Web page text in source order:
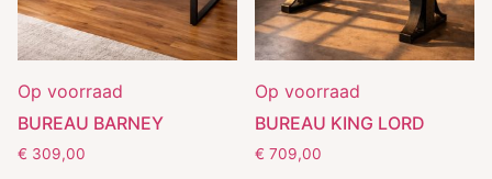
Op voorraad
BUREAU BARNEY
€ 309,00
Op voorraad
BUREAU KING LORD
€ 709,00